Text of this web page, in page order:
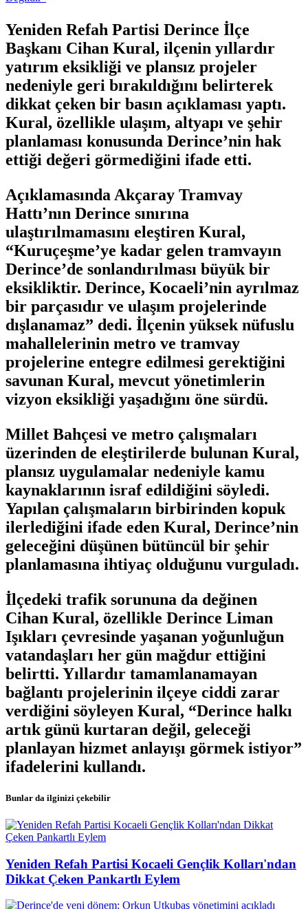
Yeniden Refah Partisi Derince İlçe
Başkanı Cihan Kural, ilçenin yıllardır
yatırım eksikliği ve plansız projeler
nedeniyle geri bırakıldığını belirterek
dikkat çeken bir basın açıklaması yaptı.
Kural, özellikle ulaşım, altyapı ve şehir
planlaması konusunda Derince’nin hak
ettiği değeri görmediğini ifade etti.
Açıklamasında Akçaray Tramvay
Hattı’nın Derince sınırına
ulaştırılmamasını eleştiren Kural,
“Kuruçeşme’ye kadar gelen tramvayın
Derince’de sonlandırılması büyük bir
eksikliktir. Derince, Kocaeli’nin ayrılmaz
bir parçasıdır ve ulaşım projelerinde
dışlanamaz” dedi. İlçenin yüksek nüfuslu
mahallelerinin metro ve tramvay
projelerine entegre edilmesi gerektiğini
savunan Kural, mevcut yönetimlerin
vizyon eksikliği yaşadığını öne sürdü.
Millet Bahçesi ve metro çalışmaları
üzerinden de eleştirilerde bulunan Kural,
plansız uygulamalar nedeniyle kamu
kaynaklarının israf edildiğini söyledi.
Yapılan çalışmaların birbirinden kopuk
ilerlediğini ifade eden Kural, Derince’nin
geleceğini düşünen bütüncül bir şehir
planlamasına ihtiyaç olduğunu vurguladı.
İlçedeki trafik sorununa da değinen
Cihan Kural, özellikle Derince Liman
Işıkları çevresinde yaşanan yoğunluğun
vatandaşları her gün mağdur ettiğini
belirtti. Yıllardır tamamlanamayan
bağlantı projelerinin ilçeye ciddi zarar
verdiğini söyleyen Kural, “Derince halkı
artık günü kurtaran değil, geleceği
planlayan hizmet anlayışı görmek istiyor”
ifadelerini kullandı.
Bunlar da ilginizi çekebilir
Yeniden Refah Partisi Kocaeli Gençlik Kolları'ndan
Dikkat Çeken Pankartlı Eylem